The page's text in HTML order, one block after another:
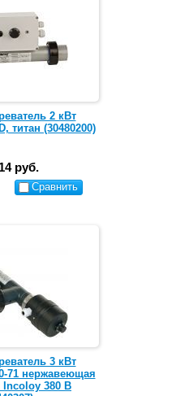
2 кВт
титан (30480200)
руб.
Сравнить
3 кВт
71 нержавеющая
Incoloy 380 В